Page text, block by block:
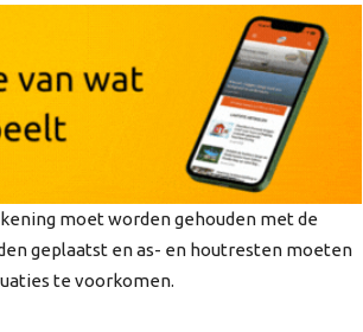
moet worden gehouden met de
geplaatst en as- en houtresten moeten
te voorkomen.